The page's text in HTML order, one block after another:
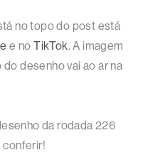
no topo do post está
e noTikTok. A imagem
do desenho vai ao ar na
da rodada 226
conferir!